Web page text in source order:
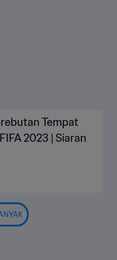
Tempat
2023 | Siaran